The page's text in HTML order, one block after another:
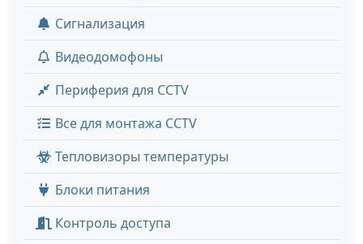
Сигнализация
Видеодомофоны
Периферия для CCTV
Все для монтажа CCTV
Тепловизоры температуры
Блоки питания
Контроль доступа